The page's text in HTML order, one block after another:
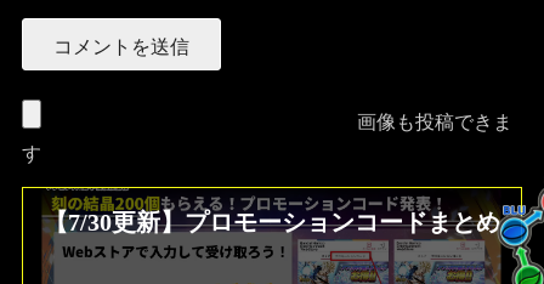
画像も投稿できま
す
【7/30更新】プロモーションコードまとめ